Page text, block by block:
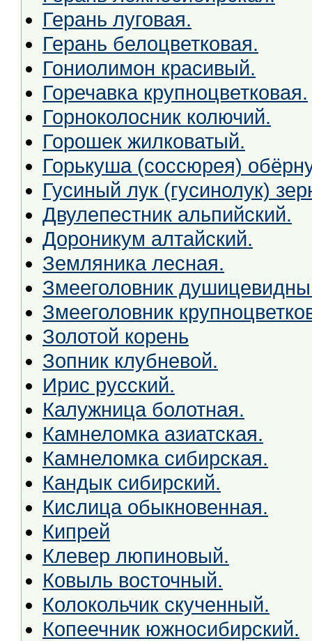
Герань луговая.
Герань белоцветковая.
Гониолимон красивый.
Горечавка крупноцветковая.
Горноколосник колючий.
Горошек жилковатый.
Горькуша (соссюрея)
Гусиный лук (гусинолук)
Двулепестник альпийский.
Дороникум алтайский.
Земляника лесная.
Змееголовник
Змееголовник
Золотой корень
Зопник клубневой.
Ирис русский.
Калужница болотная.
Камнеломка азиатская.
Камнеломка сибирская.
Кандык сибирский.
Кислица обыкновенная.
Кипрей
Клевер люпиновый.
Ковыль восточный.
Колокольчик скученный.
Копеечник южносибирский.